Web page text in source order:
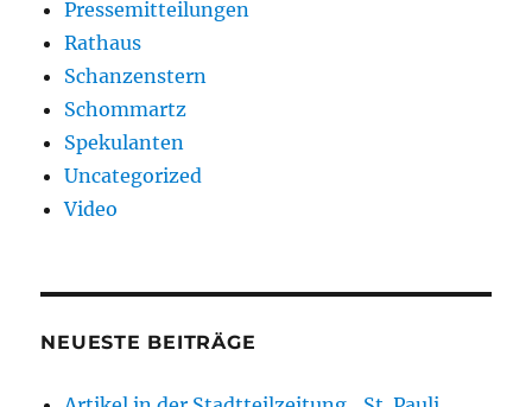
Pressemitteilungen
Rathaus
Schanzenstern
Schommartz
Spekulanten
Uncategorized
Video
NEUESTE BEITRÄGE